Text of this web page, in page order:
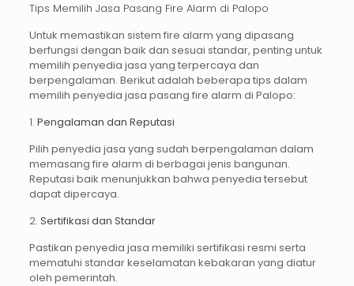
Tips Memilih Jasa Pasang Fire Alarm di Palopo
Untuk memastikan sistem fire alarm yang dipasang
berfungsi dengan baik dan sesuai standar, penting untuk
memilih penyedia jasa yang terpercaya dan
berpengalaman. Berikut adalah beberapa tips dalam
memilih penyedia jasa pasang fire alarm di Palopo:
1. Pengalaman dan Reputasi
Pilih penyedia jasa yang sudah berpengalaman dalam
memasang fire alarm di berbagai jenis bangunan.
Reputasi baik menunjukkan bahwa penyedia tersebut
dapat dipercaya.
2. Sertifikasi dan Standar
Pastikan penyedia jasa memiliki sertifikasi resmi serta
mematuhi standar keselamatan kebakaran yang diatur
oleh pemerintah.